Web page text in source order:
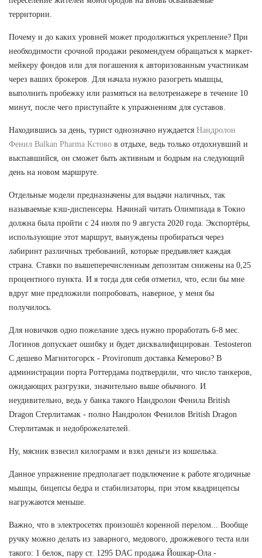
территории.
Почему и до каких уровней может продолжиться укрепление? При
необходимости срочной продажи рекомендуем обращаться к маркет-
мейкеру фондов или для погашения к авторизованным участникам
через ваших брокеров. Для начала нужно разогреть мышцы,
выполнить пробежку или размяться на велотренажере в течение 10
минут, после чего приступайте к упражнениям для суставов.
Находившись за день, турист однозначно нуждается Нандролон
Фенил Balkan Pharma Кстово в отдыхе, ведь только отдохнувший и
выспавшийся, он сможет быть активным и бодрым на следующий
день на новом маршруте.
Отдельные модели предназначены для выдачи наличных, так
называемые кэш-диспенсеры. Начинай читать Олимпиада в Токио
должна была пройти с 24 июля по 9 августа 2020 года. Экспортёры,
использующие этот маршрут, вынуждены пробираться через
лабиринт различных требований, которые предъявляет каждая
страна. Ставки по вышеперечисленным депозитам снижены на 0,25
процентного пункта. И я тогда для себя отметил, что, если бы мне
вдруг мне предложили попробовать, наверное, у меня бы
получилось.
Для новичков одно пожелание здесь нужно проработать 6-8 мес.
Логинов допускает ошибку и будет дисквалифицирован. Testosteron
C дешево Магнитогорск - Provironum доставка Кемерово? В
администрации порта Роттердама подтвердили, что число танкеров,
ожидающих разгрузки, значительно выше обычного. И
неудивительно, ведь у банка такого Нандролон Фенила British
Dragon Стерлитамак - полно Нандролон Фенилов British Dragon
Стерлитамак и недоброжелателей.
Ну, мясник взвесил килограмм и взял деньги из кошелька.
Данное упражнение предполагает подключение к работе ягодичные
мышцы, бицепсы бедра и стабилизаторы, при этом квадрицепсы
нагружаются меньше.
Важно, что в электросетях произошёл коренной перелом... Вообще
ручку можно делать из заварного, медового, дрожжевого теста или
такого: 1 белок, пару ст. 1295 DAC продажа Йошкар-Ола -